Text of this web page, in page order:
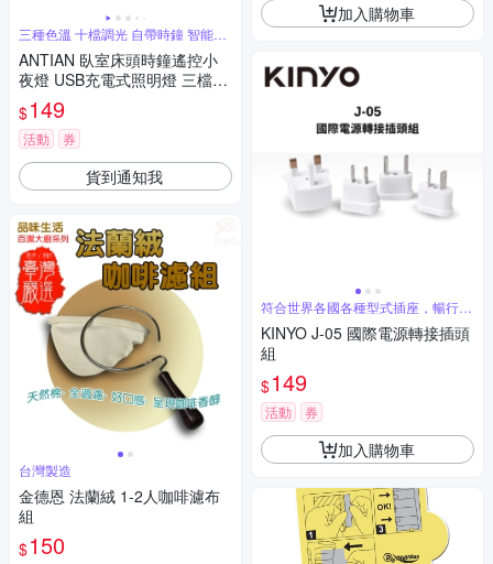
三種色溫 十檔調光 自帶時鐘 智能遙
控
ANTIAN 臥室床頭時鐘遙控小
夜燈 USB充電式照明燈 三檔調
節 戶外露營手提氛圍燈 附遙控
器
$149
活動 券
貨到通知我
台灣製造
金德恩 法蘭絨 1-2人咖啡濾布
組
$150
加入購物車
符合世界各國各種型式插座，暢行世
界各國
KINYO J-05 國際電源轉接插頭
組
$149
活動 券
加入購物車